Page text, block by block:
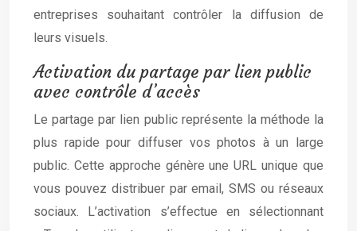
entreprises souhaitant contrôler la diffusion de
leurs visuels.
Activation du partage par lien public
avec contrôle d’accès
Le partage par lien public représente la méthode la
plus rapide pour diffuser vos photos à un large
public. Cette approche génère une URL unique que
vous pouvez distribuer par email, SMS ou réseaux
sociaux. L’activation s’effectue en sélectionnant